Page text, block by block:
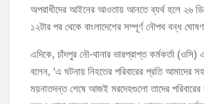
অপরাধীদের আইনের আওতায় আনতে ব্যর্থ হলে ২৬
১২টার পর থেকে বাংলাদেশের সম্পূর্ণ নৌপথ বন্ধ
এদিকে, চাঁদপুর নৌ-থানার ভারপ্রাপ্ত কর্মকর্তা
বলেন, ‘এ ঘটনায় নিহতের পরিবারের প্রতি আমাদের
ময়নাতদন্ত শেষে আজই মরদেহগুলো তাদের